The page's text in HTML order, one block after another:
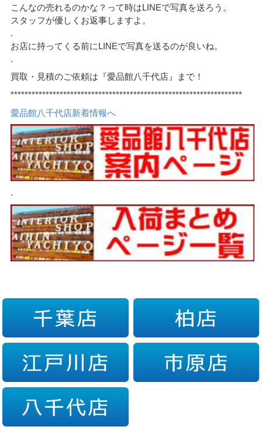
こんなの売れるのかな？って時はLINEで写真を送ろう。
スタッフが優しくお返事しますよ。
.
お店に持ってくる前にLINEで写真を送るのが良いね。
.
買取・見積のご依頼は『愛品館八千代店』まで！
******************************************************************
愛品館八千代店新着情報へ
.